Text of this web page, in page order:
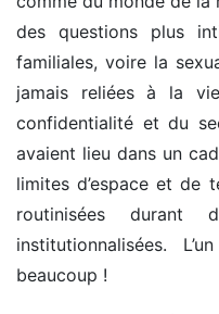
des questions plus
familiales, voire la
jamais reliées à la
confidentialité et du
avaient lieu dans un
limites d’espace et de
routinisées durant
institutionnalisées.
beaucoup !